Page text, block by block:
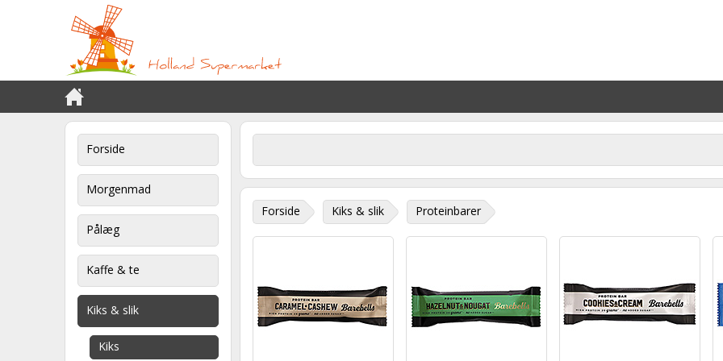
Forside
Morgenmad
Pålæg
Kaffe & te
Kiks & slik
Kiks
Forside Kiks & slik Proteinbarer